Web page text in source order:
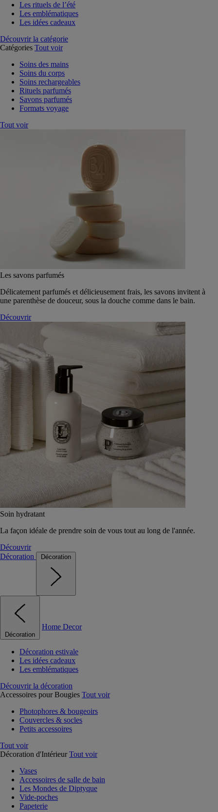
Les rituels de l’été
Les emblématiques
Les idées cadeaux
Découvrir la catégorie
Catégories Tout voir
Soins des mains
Soins du corps
Soins rechargeables
Rituels parfumés
Savons parfumés
Formats voyage
Tout voir
Les savons parfumés
Délicatement parfumés et délicieusement frais, les savons invitent à
une parenthèse de douceur, sous la douche comme dans le bain.
Découvrir
Soin hydratant
La façon idéale de prendre soin de vous tout au long de l'année.
Découvrir
Décoration
Décoration
Décoration
Home Decor
Décoration estivale
Les idées cadeaux
Les emblématiques
Découvrir la décoration
Accessoires pour Bougies Tout voir
Photophores & bougeoirs
Couvercles & socles
Petits accessoires
Tout voir
Décoration d'Intérieur Tout voir
Vases
Accessoires de salle de bain
Les Mondes de Diptyque
Vide-poches
Papeterie